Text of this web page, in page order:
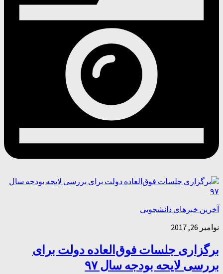
آخرین خبرهای دانشجویی
نوامبر 26, 2017
برگزاری جلسات فوق‌العاده دولت برای
بررسی لایحه بودجه سال ۹۷